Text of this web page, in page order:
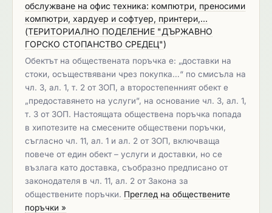
обслужване на офис техника: компютри, преносими
компютри, хардуер и софтуер, принтери,...
(ТЕРИТОРИАЛНО ПОДЕЛЕНИЕ "ДЪРЖАВНО
ГОРСКО СТОПАНСТВО СРЕДЕЦ")
Обектът на обществената поръчка е: „доставки на
стоки, осъществявани чрез покупка…“ по смисъла на
чл. 3, ал. 1, т. 2 от ЗОП, а второстепенният обект е
„предоставянето на услуги”, на основание чл. 3, ал. 1,
т. 3 от ЗОП. Настоящата обществена поръчка попада
в хипотезите на смесените обществени поръчки,
съгласно чл. 11, ал. 1 и ал. 2 от ЗОП, включваща
повече от един обект – услуги и доставки, но се
възлага като доставка, съобразно предписано от
законодателя в чл. 11, ал. 2 от Закона за
обществените поръчки. Преглед на обществените
поръчки »